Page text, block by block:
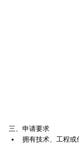
三、申请要求
拥有技术、工程或